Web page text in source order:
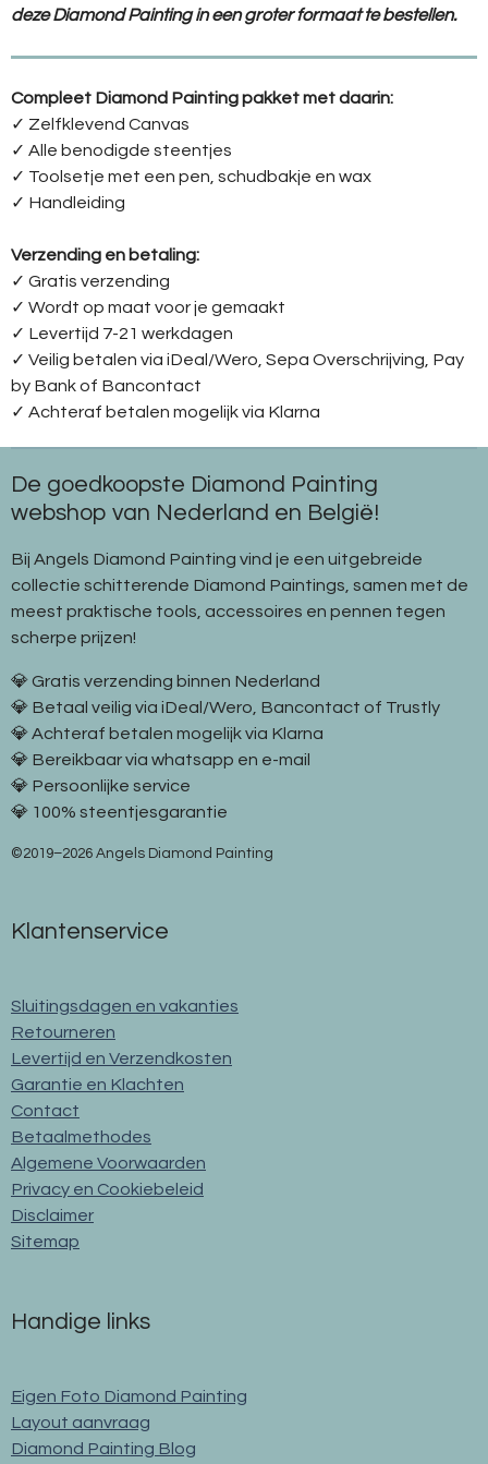
deze Diamond Painting in een groter formaat te bestellen.
Compleet Diamond Painting pakket met daarin:
✓ Zelfklevend Canvas
✓ Alle benodigde steentjes
✓ Toolsetje met een pen, schudbakje en wax
✓ Handleiding
Verzending en betaling:
✓ Gratis verzending
✓ Wordt op maat voor je gemaakt
✓ Levertijd 7-21 werkdagen
✓ Veilig betalen via iDeal/Wero, Sepa Overschrijving, Pay
by Bank of Bancontact
✓ Achteraf betalen mogelijk via Klarna
De goedkoopste Diamond Painting
webshop van Nederland en België!
Bij Angels Diamond Painting vind je een uitgebreide
collectie schitterende Diamond Paintings, samen met de
meest praktische tools, accessoires en pennen tegen
scherpe prijzen!
💎 Gratis verzending binnen Nederland
💎 Betaal veilig via iDeal/Wero, Bancontact of Trustly
💎 Achteraf betalen mogelijk via Klarna
💎 Bereikbaar via whatsapp en e-mail
💎 Persoonlijke service
💎 100% steentjesgarantie
©2019–2026 Angels Diamond Painting
Klantenservice
Sluitingsdagen en vakanties
Retourneren
Levertijd en Verzendkosten
Garantie en Klachten
Contact
Betaalmethodes
Algemene Voorwaarden
Privacy en Cookiebeleid
Disclaimer
Sitemap
Handige links
Eigen Foto Diamond Painting
Layout aanvraag
Diamond Painting Blog